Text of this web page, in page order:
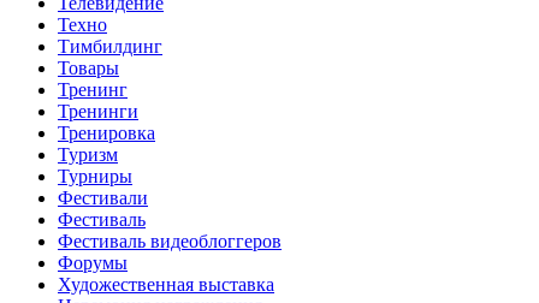
Техно
Тимбилдинг
Товары
Тренинг
Тренинги
Тренировка
Туризм
Турниры
Фестивали
Фестиваль
Фестиваль видеоблоггеров
Форумы
Художественная выставка